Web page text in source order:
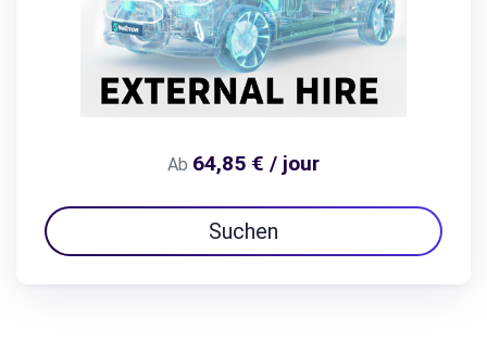
Ab 64,85 € / jour
Suchen